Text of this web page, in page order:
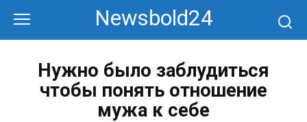
контенту
Newsbold24
Нужно было заблудиться
чтобы понять отношение
мужа к себе